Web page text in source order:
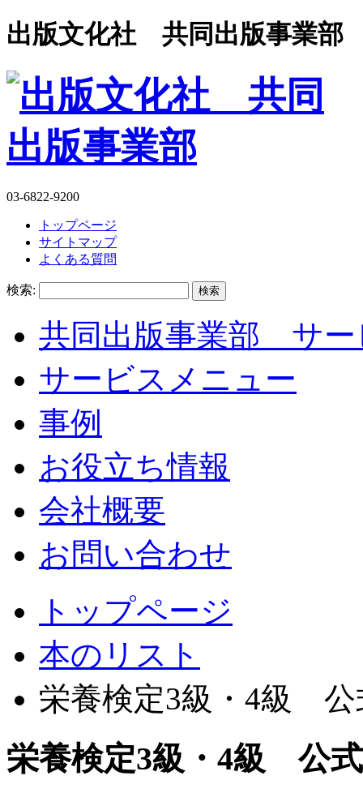
出版文化社 共同出版事業部
03-6822-9200
トップページ
サイトマップ
よくある質問
検索:
共同出版事業部 サー
サービスメニュー
事例
お役立ち情報
会社概要
お問い合わせ
トップページ
本のリスト
栄養検定3級・4級 公
栄養検定3級・4級 公